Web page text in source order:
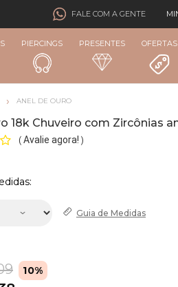
FALE COM A GENTE
PIERCINGS PRESENTES OFERTAS
ANEL DE OURO
18k Chuveiro com Zircônias
( Avalie agora! )
Guia de Medidas
10%